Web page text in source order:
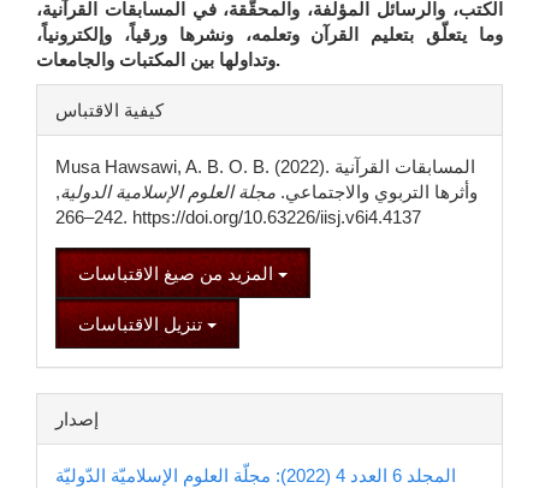
الكتب، والرسائل المؤلفة، والمحقّقة، في المسابقات القرآنية،
وما يتعلّق بتعليم القرآن وتعلمه، ونشرها ورقياً، وإلكترونياً،
وتداولها بين المكتبات والجامعات.
تفاصيل
المقالة
كيفية الاقتباس
Musa Hawsawi, A. B. O. B. (2022). المسابقات القرآنية
وأثرها التربوي والاجتماعي. مجلة العلوم الإسلامية الدولية,
242–266. https://doi.org/10.63226/iisj.v6i4.4137
المزيد من صيغ الاقتباسات
تنزيل الاقتباسات
إصدار
المجلد 6 العدد 4 (2022): مجلّة العلوم الإسلاميّة الدّوليّة